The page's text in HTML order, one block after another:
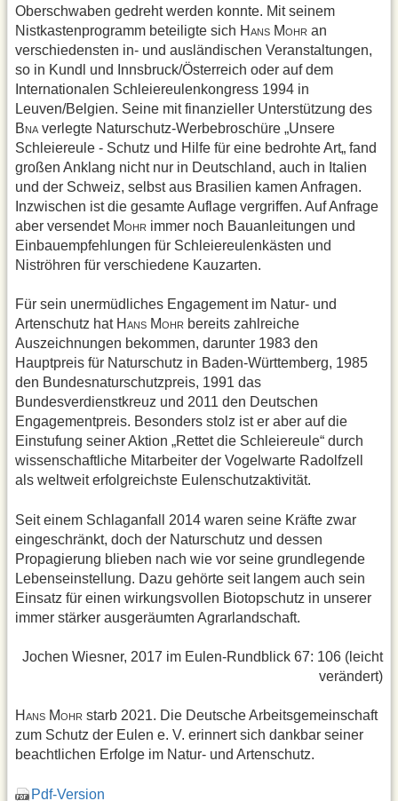
Oberschwaben gedreht werden konnte. Mit seinem
Nistkastenprogramm beteiligte sich H ANS MOHR an
verschiedensten in- und ausländischen Veranstaltungen,
so in Kundl und Innsbruck/Österreich oder auf dem
Internationalen Schleiereulenkongress 1994 in
Leuven/Belgien. Seine mit finanzieller Unterstützung des
BNA verlegte Naturschutz-Werbebroschüre „Unsere
Schleiereule - Schutz und Hilfe für eine bedrohte Art„ fand
großen Anklang nicht nur in Deutschland, auch in Italien
und der Schweiz, selbst aus Brasilien kamen Anfragen.
Inzwischen ist die gesamte Auflage vergriffen. Auf Anfrage
aber versendet MOHR immer noch Bauanleitungen und
Einbauempfehlungen für Schleiereulenkästen und
Niströhren für verschiedene Kauzarten.
Für sein unermüdliches Engagement im Natur- und
Artenschutz hat H ANS MOHR bereits zahlreiche
Auszeichnungen bekommen, darunter 1983 den
Hauptpreis für Naturschutz in Baden-Württemberg, 1985
den Bundesnaturschutzpreis, 1991 das
Bundesverdienstkreuz und 2011 den Deutschen
Engagementpreis. Besonders stolz ist er aber auf die
Einstufung seiner Aktion „Rettet die Schleiereule“ durch
wissenschaftliche Mitarbeiter der Vogelwarte Radolfzell
als weltweit erfolgreichste Eulenschutzaktivität.
Seit einem Schlaganfall 2014 waren seine Kräfte zwar
eingeschränkt, doch der Naturschutz und dessen
Propagierung blieben nach wie vor seine grundlegende
Lebenseinstellung. Dazu gehörte seit langem auch sein
Einsatz für einen wirkungsvollen Biotopschutz in unserer
immer stärker ausgeräumten Agrarlandschaft.
Jochen Wiesner, 2017 im Eulen-Rundblick 67: 106 (leicht
verändert)
H ANS MOHR starb 2021. Die Deutsche Arbeitsgemeinschaft
zum Schutz der Eulen e. V. erinnert sich dankbar seiner
beachtlichen Erfolge im Natur- und Artenschutz.
Pdf-Version